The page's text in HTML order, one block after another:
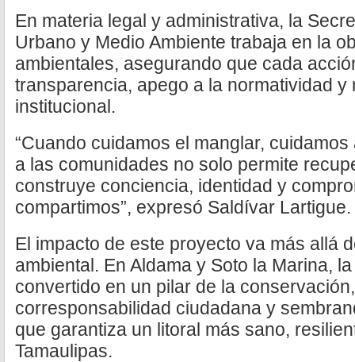
En materia legal y administrativa, la
Urbano y Medio Ambiente trabaja en la
ambientales, asegurando que cada
transparencia, apego a la normatividad y
institucional.
“Cuando cuidamos el manglar,
a las comunidades no solo permite
construye conciencia, identidad y
compartimos”, expresó Saldívar Lartigue.
El impacto de este proyecto va más allá
ambiental. En Aldama y Soto la Marina,
convertido en un pilar de la
corresponsabilidad ciudadana y
que garantiza un litoral más sano,
Tamaulipas.